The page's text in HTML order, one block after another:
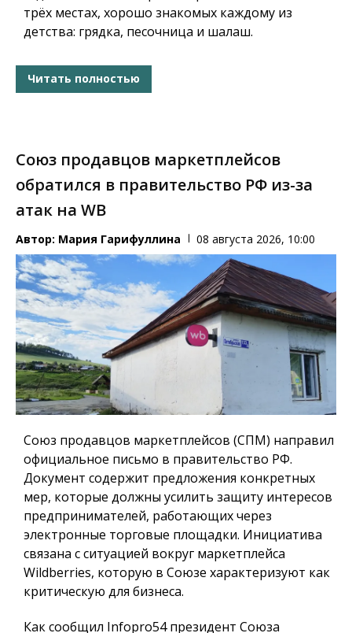
трёх местах, хорошо знакомых каждому из
детства: грядка, песочница и шалаш.
Читать полностью
Союз продавцов маркетплейсов
обратился в правительство РФ из-за
атак на WB
Автор: Мария Гарифуллина 08 августа 2026, 10:00
Союз продавцов маркетплейсов (СПМ) направил
официальное письмо в правительство РФ.
Документ содержит предложения конкретных
мер, которые должны усилить защиту интересов
предпринимателей, работающих через
электронные торговые площадки. Инициатива
связана с ситуацией вокруг маркетплейса
Wildberries, которую в Союзе характеризуют как
критическую для бизнеса.
Как сообщил Infopro54президент Союза